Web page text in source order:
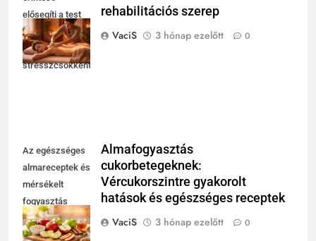
elősegíti a test
öngyógyító
folyamatait és a
stresszcsökkentést.
rehabilitációs szerep
VaciS
3 hónap ezelőtt 0
Az egészséges
almareceptek és
mérsékelt
fogyasztás
segíthet a
vércukor
Almafogyasztás
cukorbetegeknek:
Vércukorszintre gyakorolt
hatások és egészséges receptek
VaciS
3 hónap ezelőtt 0